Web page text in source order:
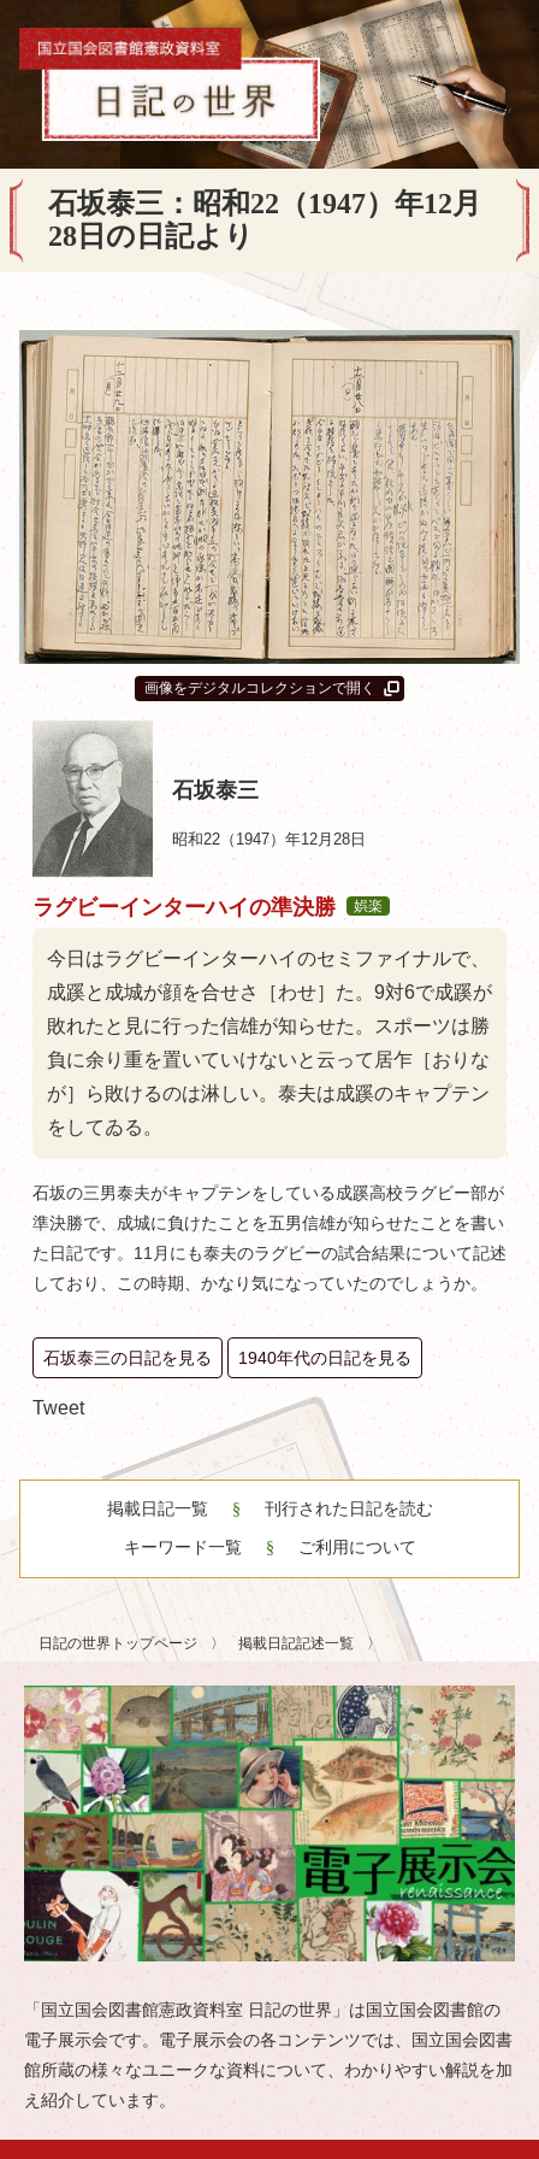
石坂泰三：昭和22（1947）年12月
28日の日記より
画像をデジタルコレクションで開く
石坂泰三
昭和22（1947）年12月28日
ラグビーインターハイの準決勝 娯楽
今日はラグビーインターハイのセミファイナルで、
成蹊と成城が顔を合せさ［わせ］た。9対6で成蹊が
敗れたと見に行った信雄が知らせた。スポーツは勝
負に余り重を置いていけないと云って居乍［おりな
が］ら敗けるのは淋しい。泰夫は成蹊のキャプテン
をしてゐる。
石坂の三男泰夫がキャプテンをしている成蹊高校ラグビー部が
準決勝で、成城に負けたことを五男信雄が知らせたことを書い
た日記です。11月にも泰夫のラグビーの試合結果について記述
しており、この時期、かなり気になっていたのでしょうか。
石坂泰三の日記を見る 1940年代の日記を見る
Tweet
掲載日記一覧 刊行された日記を読む
キーワード一覧 ご利用について
日記の世界トップページ 掲載日記記述一覧
「国立国会図書館憲政資料室 日記の世界」は国立国会図書館の
電子展示会です。電子展示会の各コンテンツでは、国立国会図書
館所蔵の様々なユニークな資料について、わかりやすい解説を加
え紹介しています。